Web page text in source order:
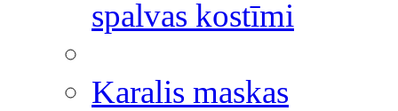
spalvas kostīmi
Karalis maskas